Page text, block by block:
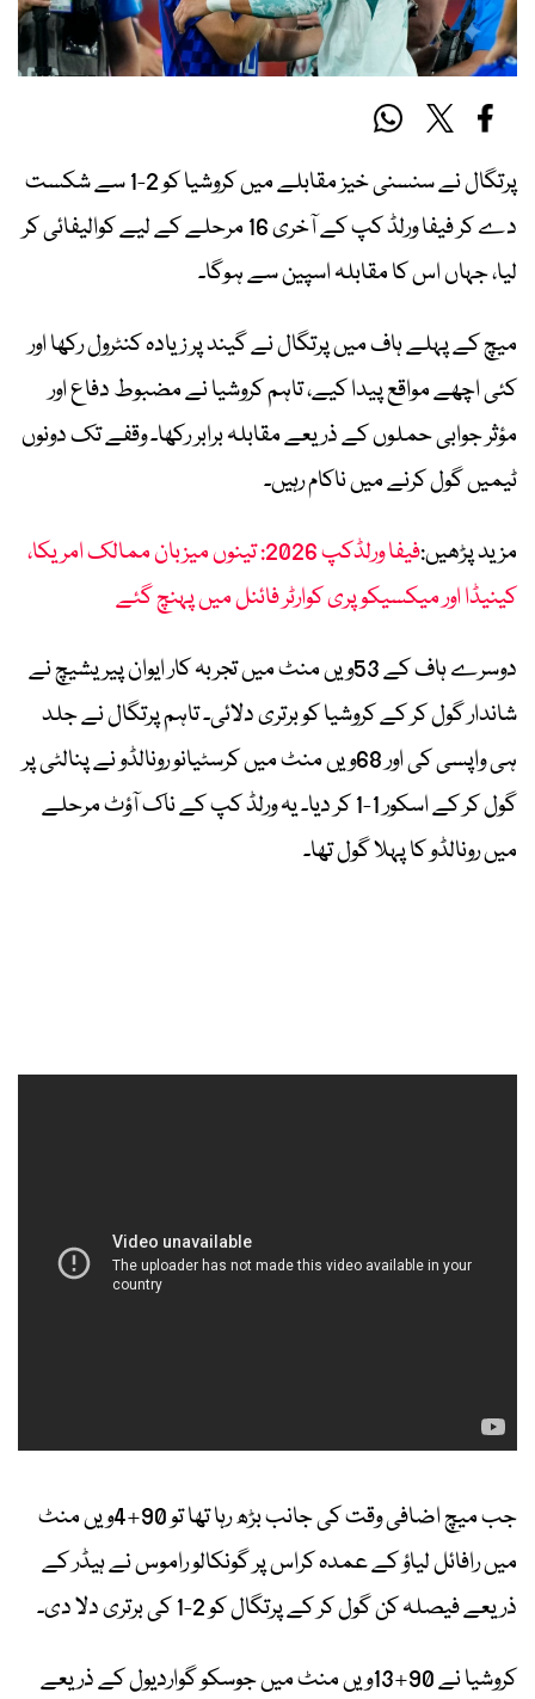
پرتگال نے سنسنی خیز مقابلے میں کروشیا کو 2-1 سے شکست
دے کر فیفا ورلڈ کپ کے آخری 16 مرحلے کے لیے کوالیفائی کر
لیا، جہاں اس کا مقابلہ اسپین سے ہوگا۔
میچ کے پہلے ہاف میں پرتگال نے گیند پر زیادہ کنٹرول رکھا اور
کئی اچھے مواقع پیدا کیے، تاہم کروشیا نے مضبوط دفاع اور
مؤثر جوابی حملوں کے ذریعے مقابلہ برابر رکھا۔ وقفے تک دونوں
ٹیمیں گول کرنے میں ناکام رہیں۔
مزید پڑھیں:
فیفا ورلڈکپ 2026: تینوں میزبان ممالک امریکا،
کینیڈا اور میکسیکو پری کوارٹر فائنل میں پہنچ گئے
دوسرے ہاف کے 53ویں منٹ میں تجربہ کار ایوان پیریشیچ نے
شاندار گول کر کے کروشیا کو برتری دلائی۔ تاہم پرتگال نے جلد
ہی واپسی کی اور 68ویں منٹ میں کرسٹیانو رونالڈو نے پنالٹی پر
گول کر کے اسکور 1-1 کر دیا۔ یہ ورلڈ کپ کے ناک آؤٹ مرحلے
میں رونالڈو کا پہلا گول تھا۔
جب میچ اضافی وقت کی جانب بڑھ رہا تھا تو 90+4ویں منٹ
میں رافائل لیاؤ کے عمدہ کراس پر گونکالو راموس نے ہیڈر کے
ذریعے فیصلہ کن گول کر کے پرتگال کو 2-1 کی برتری دلا دی۔
کروشیا نے 90+13ویں منٹ میں جوسکو گواردیول کے ذریعے